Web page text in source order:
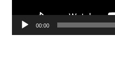
00:00